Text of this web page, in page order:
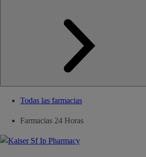
Todas las farmacias
Farmacias 24 Horas